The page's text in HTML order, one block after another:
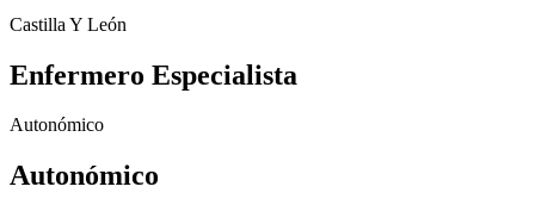
Castilla Y León
Enfermero Especialista
Autonómico
Autonómico